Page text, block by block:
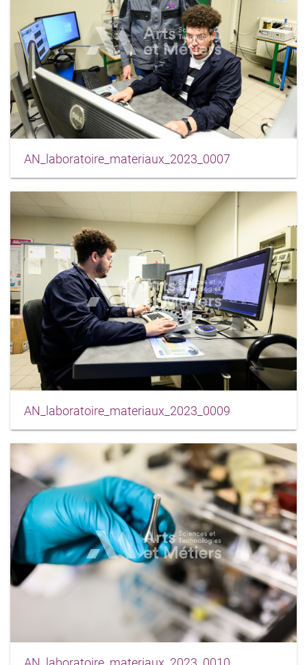
AN_laboratoire_materiaux_2023_0007
AN_laboratoire_materiaux_2023_0009